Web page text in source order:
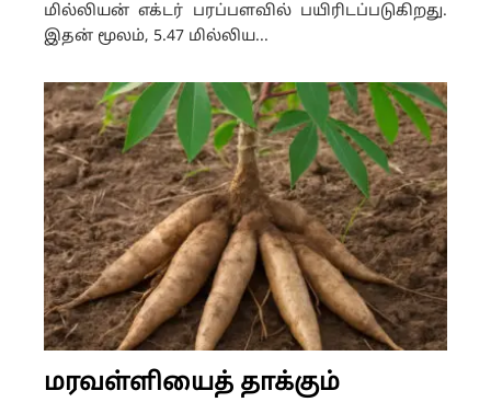
மில்லியன் எக்டர் பரப்பளவில் பயிரிடப்படுகிறது.
இதன் மூலம், 5.47 மில்லிய...
மரவள்ளியைத் தாக்கும்